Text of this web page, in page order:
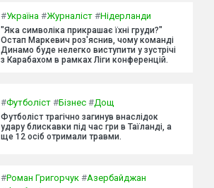
#Україна #Журналіст #Нідерланди
"Яка символіка прикрашає їхні груди?"
Остап Маркевич роз'яснив, чому команді
Динамо буде нелегко виступити у зустрічі
з Карабахом в рамках Ліги конференцій.
#Футболіст #Бізнес #Дощ
Футболіст трагічно загинув внаслідок
удару блискавки під час гри в Таїланді, а
ще 12 осіб отримали травми.
#Роман Григорчук #Азербайджан